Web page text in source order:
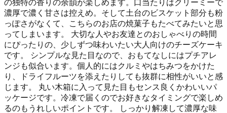
の独特の香りの余韻が楽しめます。口当たりはクリーミーで
濃厚で濃く甘さは控えめ。そして土台のビスケット部分も粉
っぽさがなくて、こちらのお店の焼菓子もたべてみたいと思
ってしまいます。 大切な人やお友達とのおしゃべりの時間
にぴったりの、少しずつ味わいたい大人向けのチーズケーキ
です。 シンプルな見た目なので、おもてなしにはプチアレ
ンジも似合います。個人的にはクルミやはちみつをかけた
り、ドライフルーツを添えたりしても抜群に相性がいいと感
じます。 丸い木箱に入って見た目もセンス良くかわいいパ
ッケージです。冷凍で届くのでお好きなタイミングで楽しめ
るのもうれしいポイントです。 しっかり解凍して濃厚な味